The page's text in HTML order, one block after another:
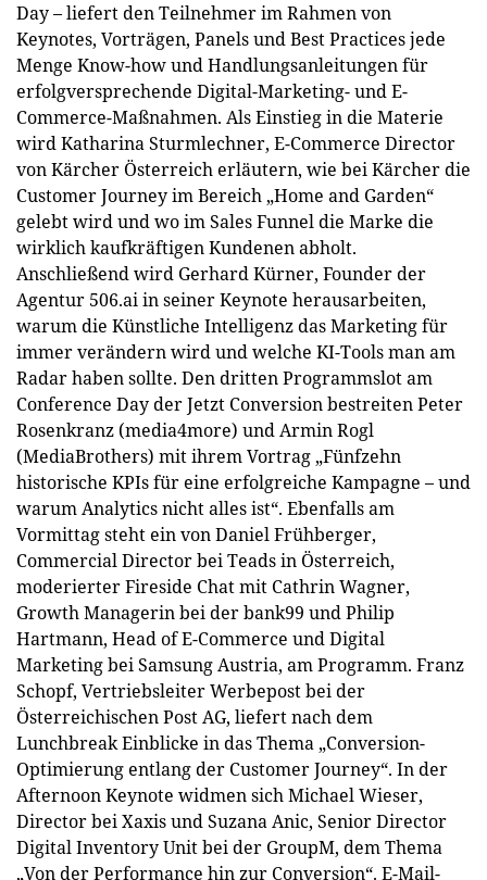
Day – liefert den Teilnehmer im Rahmen von
Keynotes, Vorträgen, Panels und Best Practices jede
Menge Know-how und Handlungsanleitungen für
erfolgversprechende Digital-Marketing- und E-
Commerce-Maßnahmen. Als Einstieg in die Materie
wird Katharina Sturmlechner, E-Commerce Director
von Kärcher Österreich erläutern, wie bei Kärcher die
Customer Journey im Bereich „Home and Garden“
gelebt wird und wo im Sales Funnel die Marke die
wirklich kaufkräftigen Kundenen abholt.
Anschließend wird Gerhard Kürner, Founder der
Agentur 506.ai in seiner Keynote herausarbeiten,
warum die Künstliche Intelligenz das Marketing für
immer verändern wird und welche KI-Tools man am
Radar haben sollte. Den dritten Programmslot am
Conference Day der Jetzt Conversion bestreiten Peter
Rosenkranz (media4more) und Armin Rogl
(MediaBrothers) mit ihrem Vortrag „Fünfzehn
historische KPIs für eine erfolgreiche Kampagne – und
warum Analytics nicht alles ist“. Ebenfalls am
Vormittag steht ein von Daniel Frühberger,
Commercial Director bei Teads in Österreich,
moderierter Fireside Chat mit Cathrin Wagner,
Growth Managerin bei der bank99 und Philip
Hartmann, Head of E-Commerce und Digital
Marketing bei Samsung Austria, am Programm. Franz
Schopf, Vertriebsleiter Werbepost bei der
Österreichischen Post AG, liefert nach dem
Lunchbreak Einblicke in das Thema „Conversion-
Optimierung entlang der Customer Journey“. In der
Afternoon Keynote widmen sich Michael Wieser,
Director bei Xaxis und Suzana Anic, Senior Director
Digital Inventory Unit bei der GroupM, dem Thema
„Von der Performance hin zur Conversion“. E-Mail-